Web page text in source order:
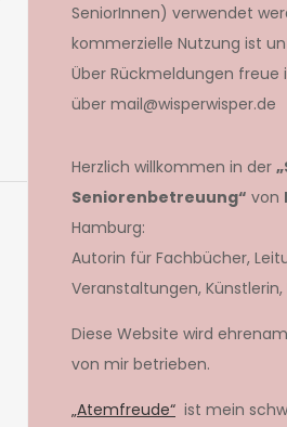
SeniorInnen) verwendet
kommerzielle Nutzung ist
Über Rückmeldungen freue
über mail@wisperwisper.de
Herzlich willkommen in der
Seniorenbetreuung“ von
Hamburg:
Autorin für Fachbücher,
Veranstaltungen, Künstlerin,
Diese Website wird
von mir betrieben.
„Atemfreude“ ist mein